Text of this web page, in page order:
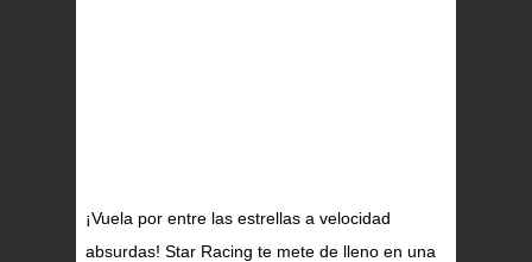
¡Vuela por entre las estrellas a velocidad
absurdas! Star Racing te mete de lleno en una